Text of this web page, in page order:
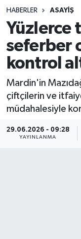
HABERLER ASAYIŞ
Yüzlerce
seferber
kontrol
Mardin'in
çiftçilerin ve
müdahalesiyle
29.06.2026 - 09:28
YAYINLANMA
Spor
Teknoloji
Yaşam